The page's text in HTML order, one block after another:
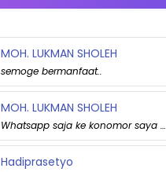
MOH. LUKMAN SHOLEH
semoge bermanfaat..
MOH. LUKMAN SHOLEH
Whatsapp saja ke konomor saya …
Hadiprasetyo